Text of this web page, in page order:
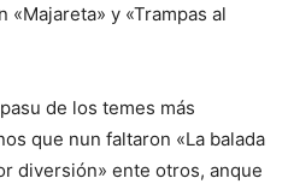
«Majareta» y «Trampas al
de los temes más
que nun faltaron «La balada
diversión» ente otros, anque